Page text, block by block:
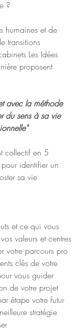
?
humaines et de
transitions
Les Idées
proposent
avec la méthode
du sens à sa vie
collectif en 5
identifier un
sa vie
et ce qui vous
valeurs et centres
votre parcours pro
clés de votre
vous guider
de votre projet
étape votre futur
stratégie